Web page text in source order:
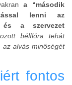
a “második
lenni az
és a szervezet
bélflóra tehát
alvás minőségét
fontos